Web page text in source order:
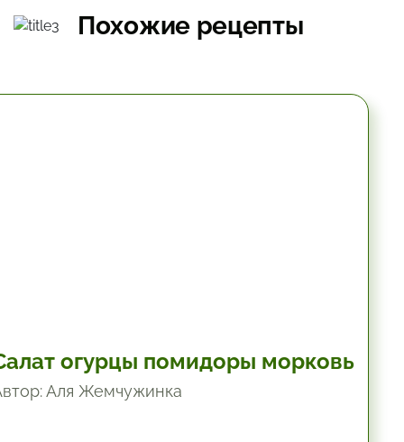
Похожие рецепты
огурцы помидоры морковь
Аля Жемчужинка